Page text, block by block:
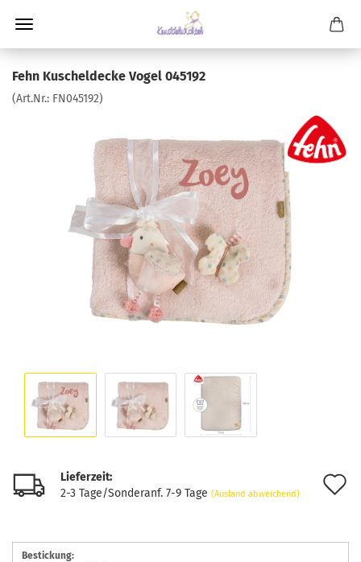
Fehn Kuscheldecke Vogel 045192
(Art.Nr.: FN045192)
Lieferzeit:
2-3 Tage/Sonderanf. 7-9 Tage (Ausland abweichend)
Bestickung: